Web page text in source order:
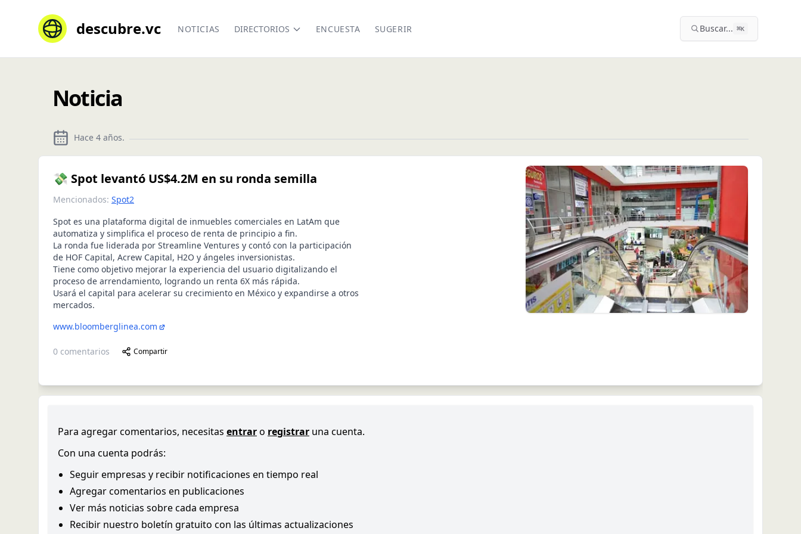
descubre.vc NOTICIAS DIRECTORIOS ENCUESTA SUGERIR Buscar... ⌘K
Noticia
Hace 4 años.
💸 Spot levantó US$4.2M en su ronda semilla
Mencionados: Spot2
Spot es una plataforma digital de inmuebles comerciales en LatAm que
automatiza y simplifica el proceso de renta de principio a fin.
La ronda fue liderada por Streamline Ventures y contó con la participación
de HOF Capital, Acrew Capital, H2O y ángeles inversionistas.
Tiene como objetivo mejorar la experiencia del usuario digitalizando el
proceso de arrendamiento, logrando un renta 6X más rápida.
Usará el capital para acelerar su crecimiento en México y expandirse a otros
mercados.
www.bloomberglinea.com
0 comentarios Compartir
Para agregar comentarios, necesitas entraro registrar una cuenta.
Con una cuenta podrás:
Seguir empresas y recibir notificaciones en tiempo real
Agregar comentarios en publicaciones
Ver más noticias sobre cada empresa
Recibir nuestro boletín gratuito con las últimas actualizaciones